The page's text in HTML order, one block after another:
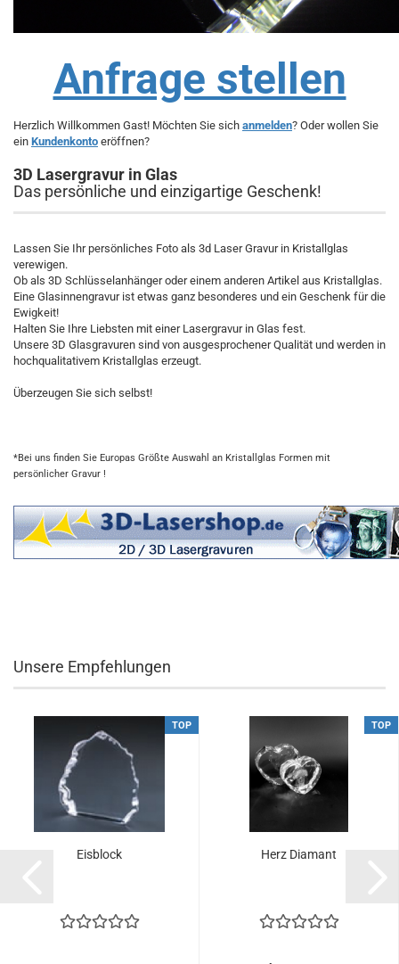
Anfrage stellen
Herzlich Willkommen Gast! Möchten Sie sich anmelden? Oder wollen Sie
ein Kundenkonto eröffnen?
3D Lasergravur in Glas
Das persönliche und einzigartige Geschenk!
Lassen Sie Ihr persönliches Foto als 3d Laser Gravur in Kristallglas
verewigen.
Ob als 3D Schlüsselanhänger oder einem anderen Artikel aus Kristallglas.
Eine Glasinnengravur ist etwas ganz besonderes und ein Geschenk für die
Ewigkeit!
Halten Sie Ihre Liebsten mit einer Lasergravur in Glas fest.
Unsere 3D Glasgravuren sind von ausgesprochener Qualität und werden in
hochqualitativem Kristallglas erzeugt.
Überzeugen Sie sich selbst!
*Bei uns finden Sie Europas Größte Auswahl an Kristallglas Formen mit
persönlicher Gravur !
Unsere Empfehlungen
TOP
Eisblock
TOP
Herz Diamant